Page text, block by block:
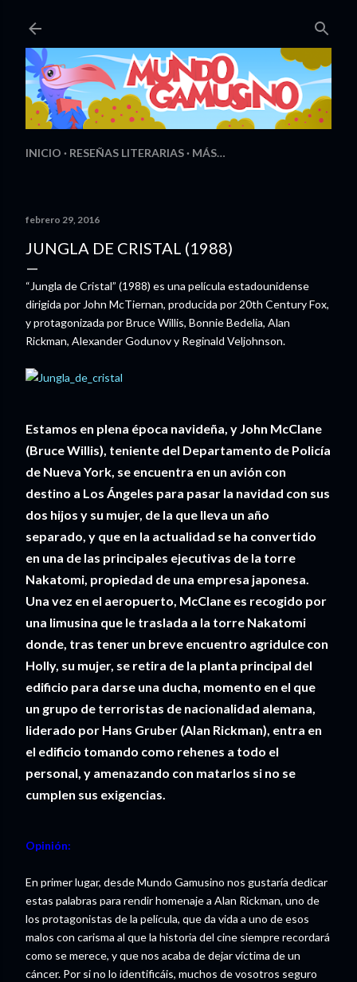
INICIO RESEÑAS LITERARIAS MÁS…
febrero 29, 2016
JUNGLA DE CRISTAL (1988)
“Jungla de Cristal” (1988) es una película estadounidense
dirigida por John McTiernan, producida por 20th Century Fox,
y protagonizada por Bruce Willis, Bonnie Bedelia, Alan
Rickman, Alexander Godunov y Reginald Veljohnson.
Estamos en plena época navideña, y John McClane
(Bruce Willis), teniente del Departamento de Policía
de Nueva York, se encuentra en un avión con
destino a Los Ángeles para pasar la navidad con sus
dos hijos y su mujer, de la que lleva un año
separado, y que en la actualidad se ha convertido
en una de las principales ejecutivas de la torre
Nakatomi, propiedad de una empresa japonesa.
Una vez en el aeropuerto, McClane es recogido por
una limusina que le traslada a la torre Nakatomi
donde, tras tener un breve encuentro agridulce con
Holly, su mujer, se retira de la planta principal del
edificio para darse una ducha, momento en el que
un grupo de terroristas de nacionalidad alemana,
liderado por Hans Gruber (Alan Rickman), entra en
el edificio tomando como rehenes a todo el
personal, y amenazando con matarlos si no se
cumplen sus exigencias.
Opinión:
En primer lugar, desde Mundo Gamusino nos gustaría dedicar
estas palabras para rendir homenaje a Alan Rickman, uno de
los protagonistas de la película, que da vida a uno de esos
malos con carisma al que la historia del cine siempre recordará
como se merece, y que nos acaba de dejar víctima de un
cáncer. Por si no lo identificáis, muchos de vosotros seguro